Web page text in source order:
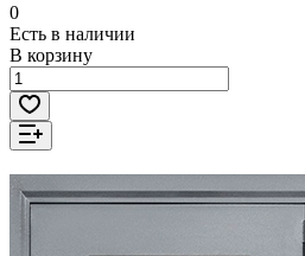
0
Есть в наличии
В корзину